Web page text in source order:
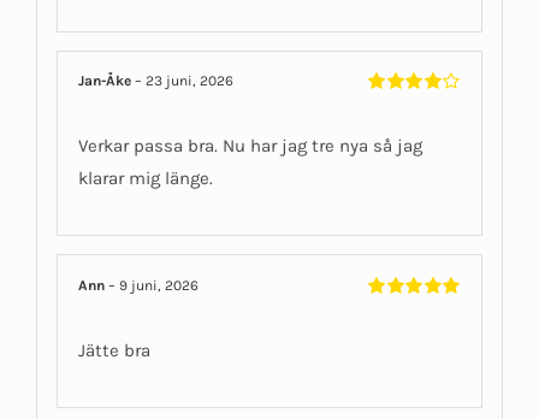
Jan-Åke– 23 juni, 2026
Verkar passa bra. Nu har jag tre nya så jag
klarar mig länge.
Ann– 9 juni, 2026
Jätte bra